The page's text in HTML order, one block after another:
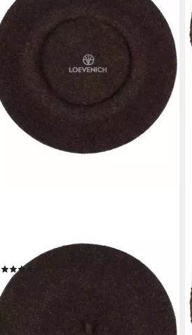
(keine) keine
29,95 €
lieferbar - in 2-3 Werktagen bei dir